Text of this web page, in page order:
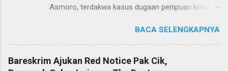
Asmoro, terdakwa kasus dugaan penipuan konser
dari tuntutan 1,5 tahun penjara yang diajukan Jaksa
Penuntut Umum (JPU) Darwis dari Kejari Surabaya.
Oleh majelis hakim yang diketuai Sigit Sutanto SH
MH, kasus penipuan yang menjerat Ervan tersebut
BACA SELENGKAPNYA
Bareskrim Ajukan Red Notice Pak Cik,